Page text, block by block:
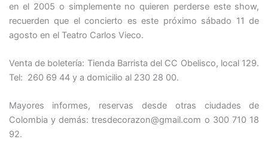
en el 2005 o simplemente no quieren perderse este show,
recuerden que el concierto es este próximo sábado 11 de
agosto en el Teatro Carlos Vieco.
Venta de boletería: Tienda Barrista del CC Obelisco, local 129.
Tel: 260 69 44 y a domicilio al 230 28 00.
Mayores informes, reservas desde otras ciudades de
Colombia y demás: tresdecorazon@gmail.com o 300 710 18
92.